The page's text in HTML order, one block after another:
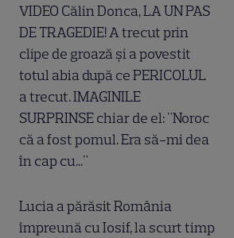
VIDEO Călin Donca, LA UN PAS
DE TRAGEDIE! A trecut prin
clipe de groază și a povestit
totul abia după ce PERICOLUL
a trecut. IMAGINILE
SURPRINSE chiar de el: "Noroc
că a fost pomul. Era să-mi dea
în cap cu..."
Lucia a părăsit România
împreună cu Iosif, la scurt timp